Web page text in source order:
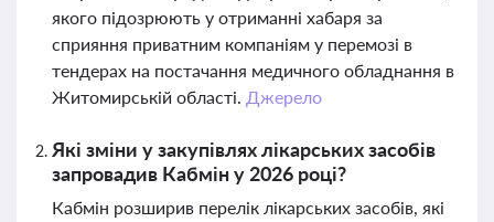
якого підозрюють у отриманні хабаря за
сприяння приватним компаніям у перемозі в
тендерах на постачання медичного обладнання в
Житомирській області. Джерело
Які зміни у закупівлях лікарських засобів
запровадив Кабмін у 2026 році?
Кабмін розширив перелік лікарських засобів, які